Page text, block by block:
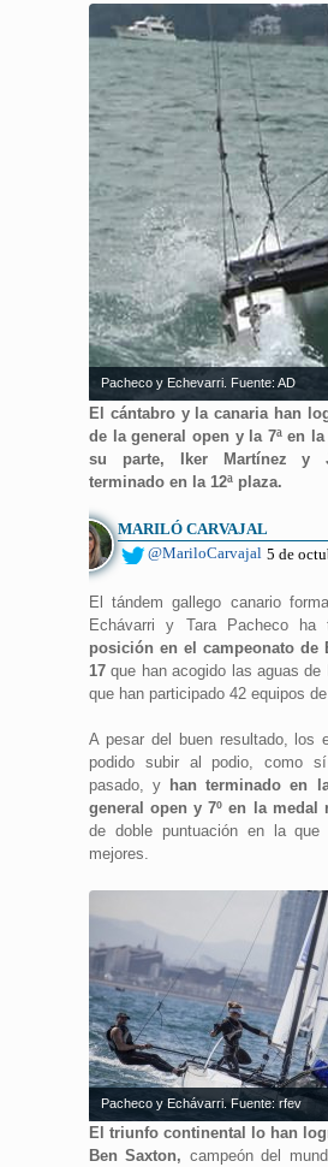
Pacheco y Echevarri. Fuente: AD
El cántabro y la canaria han
de la general open y la 7ª en
su parte, Iker Martínez y
terminado en la 12ª plaza.
MARILÓ CARVAJAL
@MariloCarvajal 5 de
El tándem gallego canario
Echávarri y Tara Pacheco ha
posición en el campeonato de
17 que han acogido las aguas de
que han participado 42 equipos
A pesar del buen resultado, los
podido subir al podio, como
pasado, y han terminado en
general open y 7º en la medal
de doble puntuación en la
mejores.
Pacheco y Echávarri. Fuente: rfev
El triunfo continental lo han
Ben Saxton, campeón del